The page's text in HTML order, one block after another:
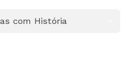
com História